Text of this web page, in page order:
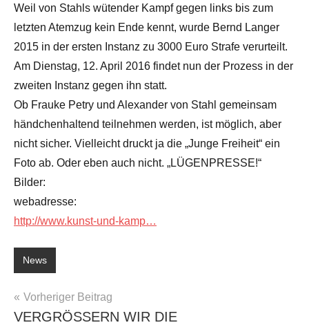
Weil von Stahls wütender Kampf gegen links bis zum
letzten Atemzug kein Ende kennt, wurde Bernd Langer
2015 in der ersten Instanz zu 3000 Euro Strafe verurteilt.
Am Dienstag, 12. April 2016 findet nun der Prozess in der
zweiten Instanz gegen ihn statt.
Ob Frauke Petry und Alexander von Stahl gemeinsam
händchenhaltend teilnehmen werden, ist möglich, aber
nicht sicher. Vielleicht druckt ja die „Junge Freiheit“ ein
Foto ab. Oder eben auch nicht. „LÜGENPRESSE!“
Bilder:
webadresse:
http://www.kunst-und-kamp…
News
Beitragsnavigation
Vorheriger Beitrag
VERGRÖSSERN WIR DIE